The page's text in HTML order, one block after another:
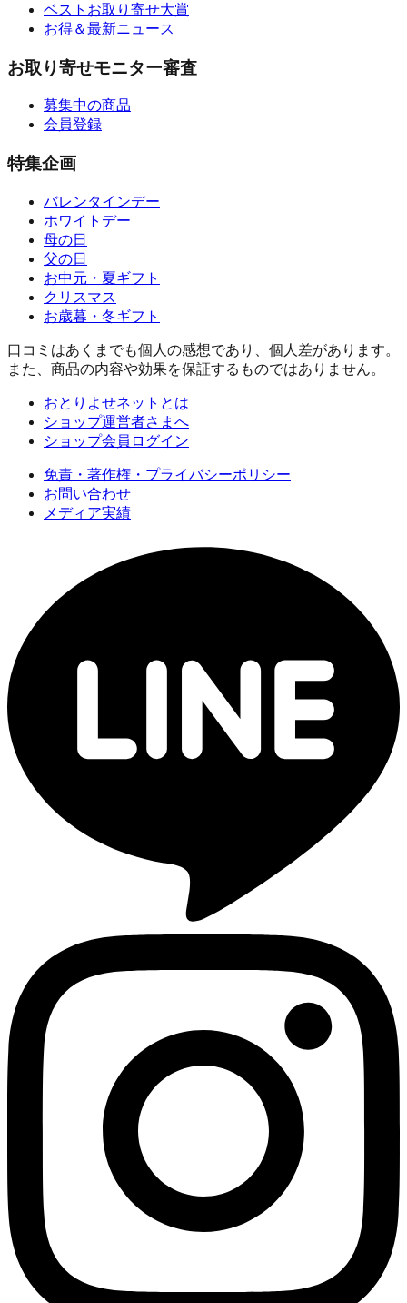
ベストお取り寄せ大賞
お得＆最新ニュース
お取り寄せモニター審査
募集中の商品
会員登録
特集企画
バレンタインデー
ホワイトデー
母の日
父の日
お中元・夏ギフト
クリスマス
お歳暮・冬ギフト
口コミはあくまでも個人の感想であり、個人差があります。
また、商品の内容や効果を保証するものではありません。
おとりよせネットとは
ショップ運営者さまへ
ショップ会員ログイン
免責・著作権・プライバシーポリシー
お問い合わせ
メディア実績